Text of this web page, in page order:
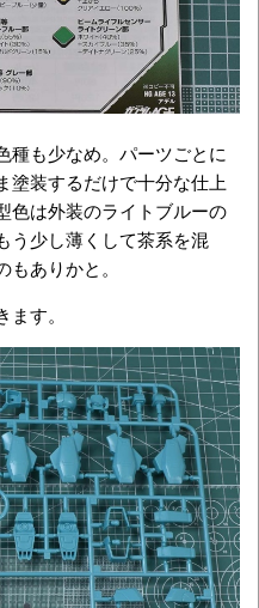
種も少なめ。パーツごとに
塗装するだけで十分な仕上
色は外装のライトブルーの
う少し薄くして茶系を混
ありかと。
す。